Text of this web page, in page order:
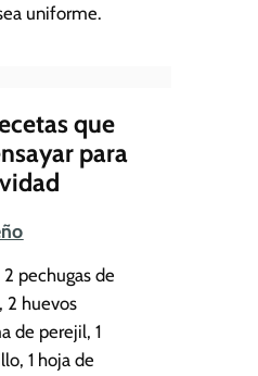
uniforme.
que
para
2 pechugas de
2 huevos
de perejil, 1
1 hoja de